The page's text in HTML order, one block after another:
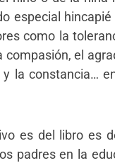
especial
como la
compasión, el
la constancia…
es del libro es
padres en la